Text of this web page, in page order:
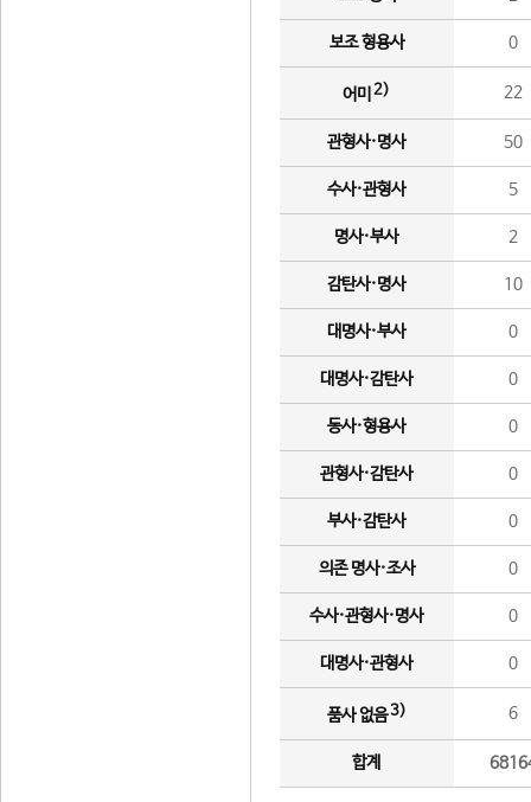
보조 형용사 0
어미 2) 22
관형사·명사 50
수사·관형사 5
명사·부사 2
감탄사·명사 10
대명사·부사 0
대명사·감탄사 0
동사·형용사 0
관형사·감탄사 0
부사·감탄사 0
의존 명사·조사 0
수사·관형사·명사 0
대명사·관형사 0
품사 없음3) 6
합계